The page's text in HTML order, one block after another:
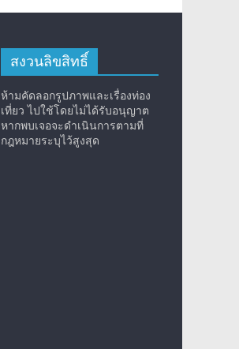
สงวนลิขสิทธิ์
ห้ามคัดลอกรูปภาพและเรื่องท่อง
เที่ยว ไปใช้โดยไม่ได้รับอนุญาต
หากพบเจอจะดำเนินการตามที่
กฎหมายระบุไว้สูงสุด